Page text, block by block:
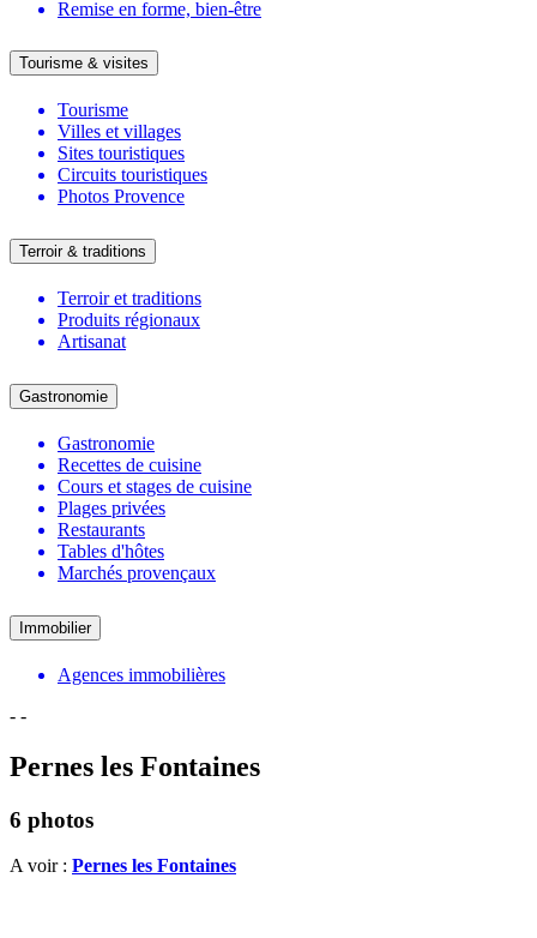
Remise en forme, bien-être
Tourisme & visites
Tourisme
Villes et villages
Sites touristiques
Circuits touristiques
Photos Provence
Terroir & traditions
Terroir et traditions
Produits régionaux
Artisanat
Gastronomie
Gastronomie
Recettes de cuisine
Cours et stages de cuisine
Plages privées
Restaurants
Tables d'hôtes
Marchés provençaux
Immobilier
Agences immobilières
- -
Pernes les Fontaines
6 photos
A voir : Pernes les Fontaines